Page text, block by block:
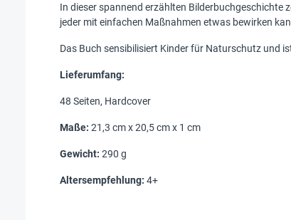
In dieser spannend erzählten
jeder mit einfachen Maßnahmen etwas bewirken
Das Buch sensibilisiert Kinder für Naturschutz und
Lieferumfang:
48 Seiten, Hardcover
Maße: 21,3 cm x 20,5 cm x 1 cm
Gewicht: 290 g
Altersempfehlung: 4+